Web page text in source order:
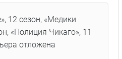
12 сезон, «Медики
«Полиция Чикаго», 11
отложена